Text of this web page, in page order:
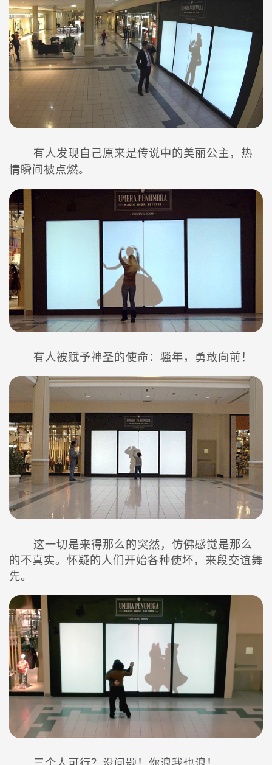
有人发现自己原来是传说中的美丽公主，热
情瞬间被点燃。
有人被赋予神圣的使命：骚年，勇敢向前！
这一切是来得那么的突然，仿佛感觉是那么
的不真实。怀疑的人们开始各种使坏，来段交谊舞
先。